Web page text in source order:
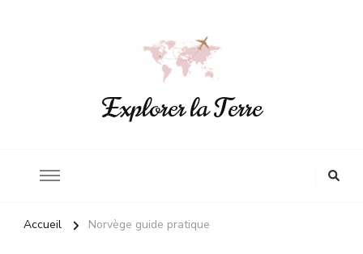
Explorer la Terre
Accueil Norvège guide pratique